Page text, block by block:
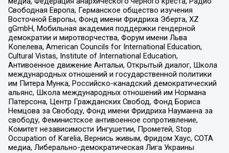
Свободная Европа, Германское общество изучения
Восточной Европы, Фонд имени Фридриха Эберта, XZ
gGmbH, Мобильная академия поддержки гендерной
демократии и миротворчества, Форум имени Льва
Копелева, American Councils for International Education,
Cultural Vistas, Institute of International Education,
Антивоенное движение Антальи, Открытый диалог, Школа
международных отношений и государственной политики
им Питера Мунка, Российско-канадский демократический
альянс, Школа международных отношений им Нормана
Патерсона, Центр Гражданских Свобод, Фонд Бориса
Немцова за Свободу, Фонд имени Фридриха Науманна за
свободу, Феминистское антивоенное сопротивление,
Комитет независимости Ингушетии, Прометей, Stop
Occupation of Karelia, Вернись живым, Фридом Хаус, СОТА
медиа, Либерально-демократическая Лига Украины